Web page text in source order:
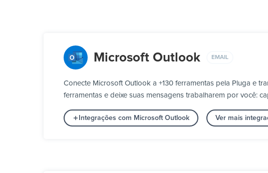
Microsoft Outlook EMAIL
Conecte Microsoft Outlook a +130 ferramentas pela Pluga e
ferramentas e deixe suas mensagens trabalharem por você:
Integrações com Microsoft Outlook Ver mais